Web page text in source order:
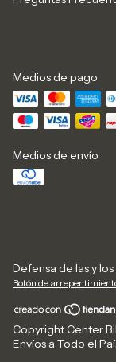
Medios de pago
Medios de envío
Defensa de las y
Botón de
Copyright Center
Envíos a Todo el